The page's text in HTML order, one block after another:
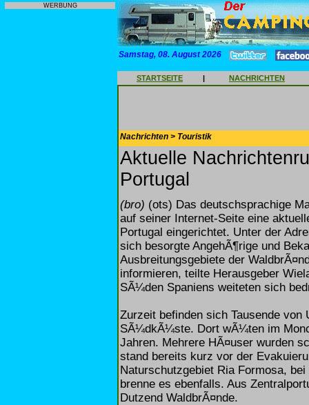
WERBUNG
Samstag, 08. August 2026
STARTSEITE | NACHRICHTEN
Nachrichten > Touristik
Aktuelle
Portugal
(bro) (ots) Das deutschsprachige
auf seiner Internet-Seite eine
Portugal eingerichtet. Unter der
sich besorgte AngehÃ¶rige und
Ausbreitungsgebiete der
informieren, teilte Herausgeber
SÃ¼den Spaniens weiteten sich
Zurzeit befinden sich Tausende
SÃ¼dkÃ¼ste. Dort wÃ¼ten im
Jahren. Mehrere HÃ¤user wurden
stand bereits kurz vor der
Naturschutzgebiet Ria Formosa,
brenne es ebenfalls. Aus
Dutzend WaldbrÃ¤nde.